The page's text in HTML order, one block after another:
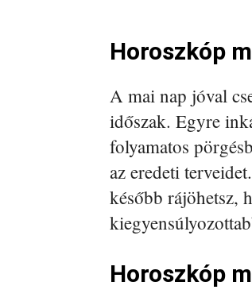
Horoszkóp
A mai nap jóval
időszak. Egyre
folyamatos
az eredeti
később rájöhetsz,
Horoszkóp